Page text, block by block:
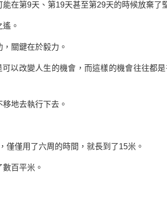
第9天、第19天甚至第29天的時候放棄了
。
關鍵在於毅力。
改變人生的機會，而這樣的機會往往都是
地去執行下去。
僅用了六周的時間，就長到了15米。
百平米。